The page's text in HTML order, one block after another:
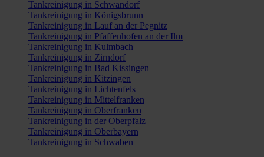
Tankreinigung in Schwandorf
Tankreinigung in Königsbrunn
Tankreinigung in Lauf an der Pegnitz
Tankreinigung in Pfaffenhofen an der Ilm
Tankreinigung in Kulmbach
Tankreinigung in Zirndorf
Tankreinigung in Bad Kissingen
Tankreinigung in Kitzingen
Tankreinigung in Lichtenfels
Tankreinigung in Mittelfranken
Tankreinigung in Oberfranken
Tankreinigung in der Oberpfalz
Tankreinigung in Oberbayern
Tankreinigung in Schwaben